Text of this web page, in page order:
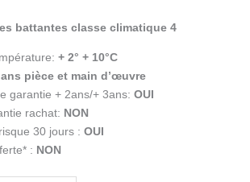
battantes classe climatique 4
+ 2° + 10°C
ans pièce et main d’œuvre
garantie + 2ans/+ 3ans: OUI
rachat: NON
30 jours : OUI
: NON